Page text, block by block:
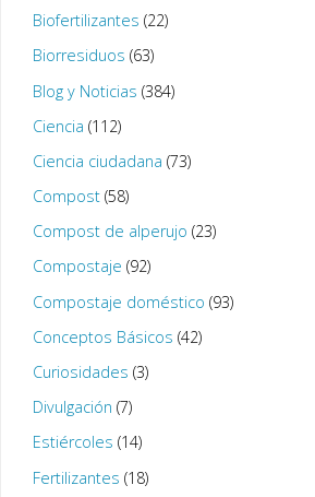
Biofertilizantes (22)
Biorresiduos (63)
Blog y Noticias (384)
Ciencia (112)
Ciencia ciudadana (73)
Compost(58)
Compost de alperujo (23)
Compostaje (92)
Compostaje doméstico (93)
Conceptos Básicos (42)
Curiosidades (3)
Divulgación (7)
Estiércoles (14)
Fertilizantes (18)